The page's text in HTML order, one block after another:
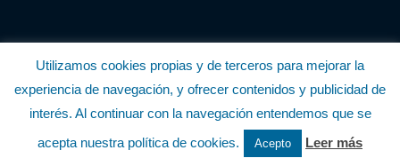
© Copyright Fondear, S.L.
Aunque se consideran exactas, declinamos toda responsabilidad sobre la
información y precios inscritos. Estas informaciones no son contractuales.
Utilizamos cookies propias y de terceros para mejorar la
experiencia de navegación, y ofrecer contenidos y publicidad de
interés. Al continuar con la navegación entendemos que se
acepta nuestra política de cookies.
Acepto Leer más